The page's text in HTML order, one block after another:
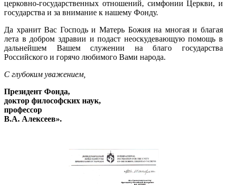
церковно-государственных отношений, симфонии Церкви, и
государства и за внимание к нашему Фонду.
Да хранит Вас Господь и Матерь Божия на многая и благая
лета в добром здравии и подаст неоскудевающую помощь в
дальнейшем Вашем служении на благо государства
Российского и горячо любимого Вами народа.
С глубоким уважением,
Президент Фонда,
доктор философских наук,
профессор
В.А. Алексеев».